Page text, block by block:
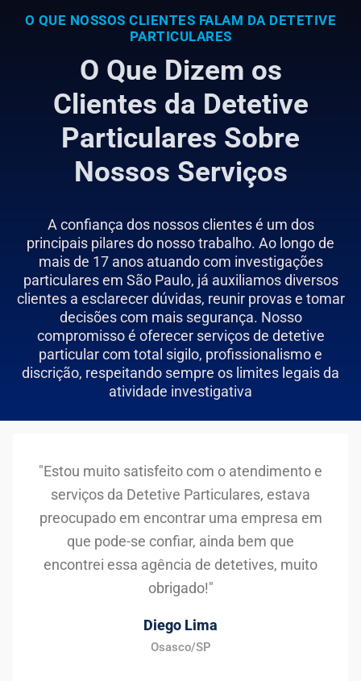
O QUE NOSSOS CLIENTES FALAM DA DETETIVE
PARTICULARES
O Que Dizem os
Clientes da Detetive
Particulares Sobre
Nossos Serviços
A confiança dos nossos clientes é um dos
principais pilares do nosso trabalho. Ao longo de
mais de 17 anos atuando com investigações
particulares em São Paulo, já auxiliamos diversos
clientes a esclarecer dúvidas, reunir provas e tomar
decisões com mais segurança. Nosso
compromisso é oferecer serviços de detetive
particular com total sigilo, profissionalismo e
discrição, respeitando sempre os limites legais da
atividade investigativa
"Estou muito satisfeito com o atendimento e
serviços da Detetive Particulares, estava
preocupado em encontrar uma empresa em
que pode-se confiar, ainda bem que
encontrei essa agência de detetives, muito
obrigado!"
Diego Lima
Osasco/SP